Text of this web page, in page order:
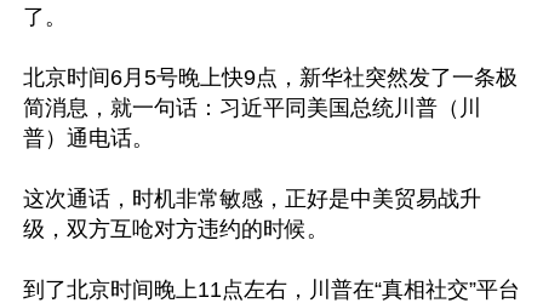
了。
北京时间6月5号晚上快9点，新华社突然发了一条极
简消息，就一句话：习近平同美国总统川普（川
普）通电话。
这次通话，时机非常敏感，正好是中美贸易战升
级，双方互呛对方违约的时候。
到了北京时间晚上11点左右，川普在“真相社交”平台